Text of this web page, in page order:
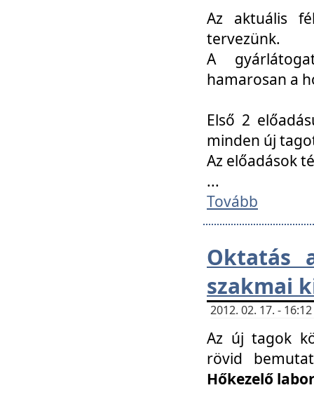
Az aktuális
tervezünk.
A
hamarosan a
Első 2
minden új
Az előadások
...
Tovább
Oktatás
szakmai
2012. 02. 17. -
Az új tagok
rövid
Hőkezelő